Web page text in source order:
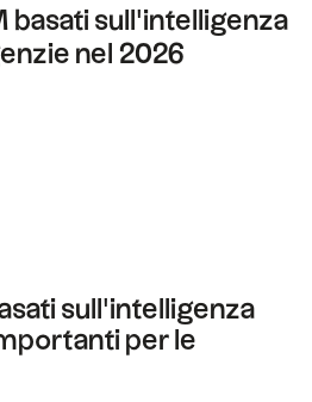
basati sull'intelligenza
nel 2026
sull'intelligenza
per le